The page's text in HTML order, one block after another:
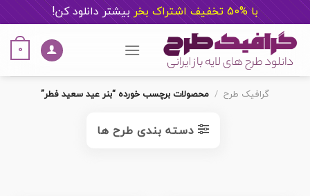
با %50 تخفیف اشتراک بخر بیشتر دانلود کن!
content
0
گرافیک طرح / محصولات برچسب خورده “بنر عید سعید فطر”
دسته بندی طرح ها